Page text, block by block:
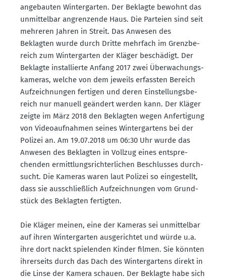
angebauten Winter­garten. Der Beklagte bewohnt das
unmit­telbar angren­zende Haus. Die Parteien sind seit
mehreren Jahren in Streit. Das Anwesen des
Beklagten wurde durch Dritte mehrfach im Grenz­be­
reich zum Winter­garten der Kläger beschädigt. Der
Beklagte instal­lierte Anfang 2017 zwei Überwa­chungs­
ka­meras, welche von dem jeweils erfassten Bereich
Aufzeich­nungen fertigen und deren Einstel­lungs­be­
reich nur manuell geändert werden kann. Der Kläger
zeigte im März 2018 den Beklagten wegen Anfer­tigung
von Video­auf­nahmen seines Winter­gartens bei der
Polizei an. Am 19.07.2018 um 06:30 Uhr wurde das
Anwesen des Beklagten in Vollzug eines entspre­
chenden ermitt­lungs­rich­ter­lichen Beschlusses durch­
sucht. Die Kameras waren laut Polizei so einge­stellt,
dass sie ausschlie­ßlich Aufzeich­nungen vom Grund­
stück des Beklagten fertigten.
Die Kläger meinen, eine der Kameras sei unmit­telbar
auf ihren Winter­garten ausge­richtet und würde u.a.
ihre dort nackt spielenden Kinder filmen. Sie könnten
ihrer­seits durch das Dach des Winter­gartens direkt in
die Linse der Kamera schauen. Der Beklagte habe sich